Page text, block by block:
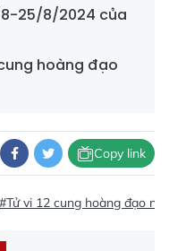
8-25/8/2024 của
hoàng đạo
Copy link
#Tử vi 12 cung hoàng đạo